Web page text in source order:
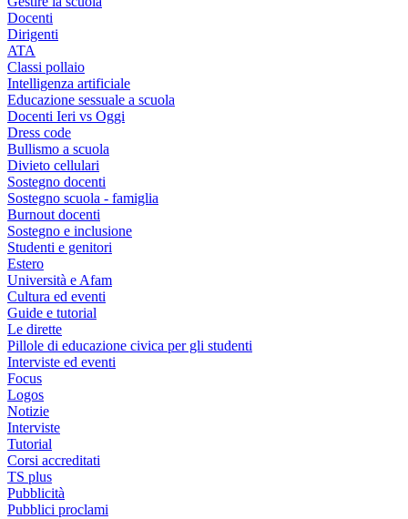
Docenti
Dirigenti
ATA
Classi pollaio
Intelligenza artificiale
Educazione sessuale a scuola
Docenti Ieri vs Oggi
Dress code
Bullismo a scuola
Divieto cellulari
Sostegno docenti
Sostegno scuola - famiglia
Burnout docenti
Sostegno e inclusione
Studenti e genitori
Estero
Università e Afam
Cultura ed eventi
Guide e tutorial
Le dirette
Pillole di educazione civica per gli studenti
Interviste ed eventi
Focus
Logos
Notizie
Interviste
Tutorial
Corsi accreditati
TS plus
Pubblicità
Pubblici proclami